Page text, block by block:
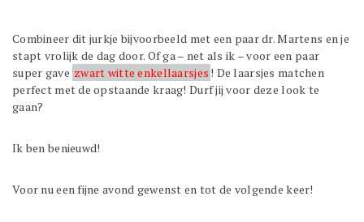
Combineer dit jurkje bijvoorbeeld met een paar dr. Martens en je
stapt vrolijk de dag door. Of ga – net als ik – voor een paar
super gave zwart witte enkellaarsjes ! De laarsjes matchen
perfect met de opstaande kraag! Durf jij voor deze look te
gaan?
Ik ben benieuwd!
Voor nu een fijne avond gewenst en tot de volgende keer!